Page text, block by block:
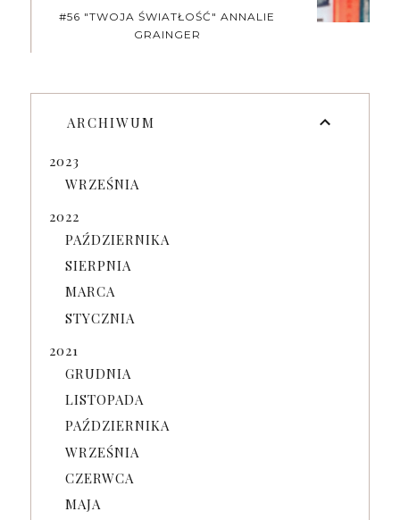
#56 "TWOJA ŚWIATŁOŚĆ" ANNALIE
GRAINGER
ARCHIWUM
2023
WRZEŚNIA
2022
PAŹDZIERNIKA
SIERPNIA
MARCA
STYCZNIA
2021
GRUDNIA
LISTOPADA
PAŹDZIERNIKA
WRZEŚNIA
CZERWCA
MAJA